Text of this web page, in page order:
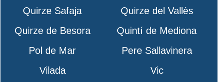
Quirze Safaja
Quirze del Vallès
Quirze de Besora
Quintí de Mediona
Pol de Mar
Pere Sallavinera
Vilada
Vic